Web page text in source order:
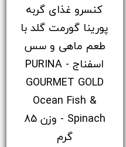
کنسرو غذای گربه
پورینا گورمت گلد با
طعم ماهی و سس
اسفناج - PURINA
GOURMET GOLD
Ocean Fish &
Spinach - وزن 85
گرم